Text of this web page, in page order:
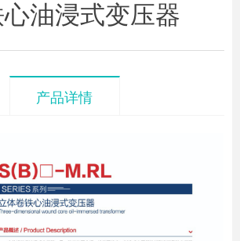
油浸式变压器
产品详情